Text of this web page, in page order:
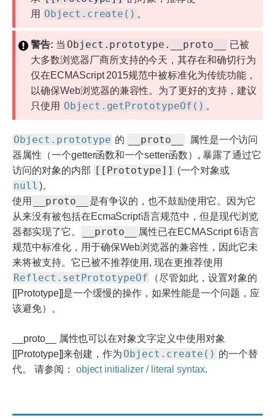
用 Object.create() 。
警告: 当 Object.prototype.__proto__
已被
大多数浏览器厂商所支持的今天，其存在和确切行为
仅在ECMAScript 2015规范中被标准化为传统功能，
以确保Web浏览器的兼容性。为了更好的支持，建议
只使用 Object.getPrototypeOf() 。
Object.prototype 的 __proto__
属性是一个访问
器属性（一个getter函数和一个setter函数）, 暴露了通过它
访问的对象的内部 [[Prototype]] (一个对象或
null )。
使用
__proto__
是有争议的，也不鼓励使用它。因为它
从来没有被包括在EcmaScript语言规范中，但是现代浏览
器都实现了它。
__proto__
属性已在ECMAScript 6语言
规范中标准化，用于确保Web浏览器的兼容性，因此它未
来将被支持。它已被不推荐使用, 现在更推荐使用
Reflect.setPrototypeOf
（尽管如此，设置对象的
[[Prototype]]是一个缓慢的操作，如果性能是一个问题，应
该避免）。
__proto__ 属性也可以在对象文字定义中使用对象
[[Prototype]]来创建，作为 Object.create() 的一个替
代。 请参阅： object initializer / literal syntax.